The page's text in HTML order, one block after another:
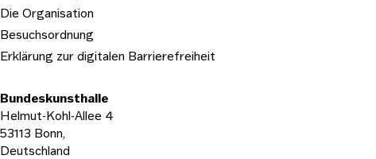
Die Organisation
Besuchsordnung
Erklärung zur digitalen Barrierefreiheit
Bundeskunsthalle
Helmut-Kohl-Allee 4
53113 Bonn,
Deutschland